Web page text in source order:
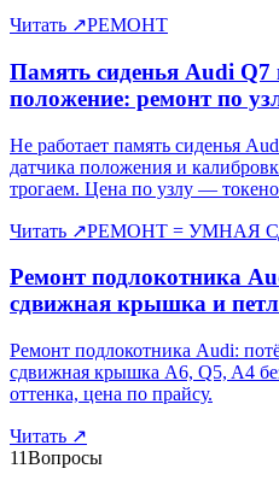
Читать ↗РЕМОНТ
Память сиденья Audi Q7
положение: ремонт по
Не работает память сиденья
датчика положения и
трогаем. Цена по узлу —
Читать ↗РЕМОНТ = УМНАЯ
Ремонт подлокотника
сдвижная крышка и
Ремонт подлокотника Audi:
сдвижная крышка A6, Q5, A4
оттенка, цена по прайсу.
Читать ↗
11Вопросы